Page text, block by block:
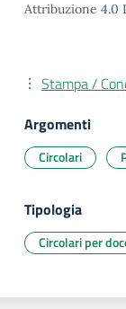
Attribuzione 4.0
Stampa /
Argomenti
Circolari
Tipologia
Circolari per